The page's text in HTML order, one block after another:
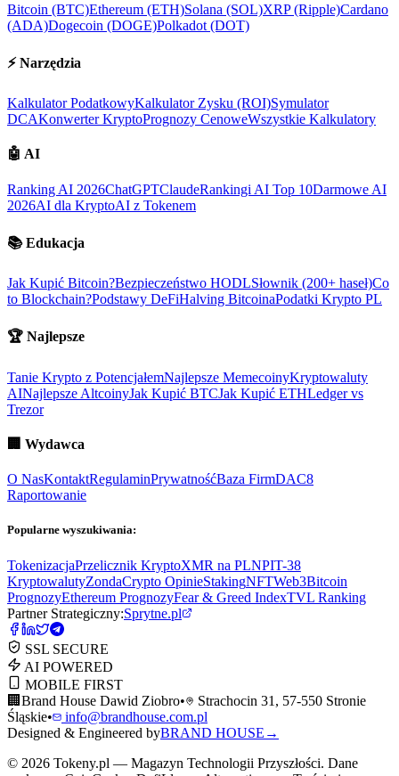
Bitcoin (BTC)Ethereum (ETH)Solana (SOL)XRP (Ripple)Cardano
(ADA)Dogecoin (DOGE)Polkadot (DOT)
⚡ Narzędzia
Kalkulator PodatkowyKalkulator Zysku (ROI)Symulator
DCAKonwerter KryptoPrognozy CenoweWszystkie Kalkulatory
🤖 AI
Ranking AI 2026ChatGPTClaudeRankingi AI Top 10Darmowe AI
2026AI dla KryptoAI z Tokenem
📚 Edukacja
Jak Kupić Bitcoin?Bezpieczeństwo HODLSłownik (200+ haseł)Co
to Blockchain?Podstawy DeFiHalving BitcoinaPodatki Krypto PL
🏆 Najlepsze
Tanie Krypto z PotencjałemNajlepsze MemecoinyKryptowaluty
AINajlepsze AltcoinyJak Kupić BTCJak Kupić ETHLedger vs
Trezor
🏢 Wydawca
O NasKontaktRegulaminPrywatnośćBaza FirmDAC8
Raportowanie
Popularne wyszukiwania:
TokenizacjaPrzelicznik KryptoXMR na PLNPIT-38
KryptowalutyZondaCrypto OpinieStakingNFTWeb3Bitcoin
PrognozyEthereum PrognozyFear & Greed IndexTVL Ranking
Partner Strategiczny:Sprytne.pl
SSL SECURE
AI POWERED
MOBILE FIRST
🏢 Brand House Dawid Ziobro•
Strachocin 31, 57-550 Stronie
Śląskie•
info@brandhouse.com.pl
Designed & Engineered byBRAND HOUSE →
© 2026 Tokeny.pl — Magazyn Technologii Przyszłości. Dane